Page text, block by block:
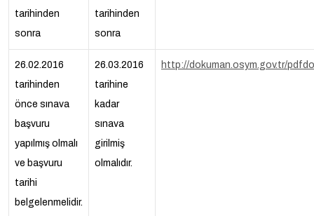
tarihinden
sonra
tarihinden
sonra
26.02.2016
tarihinden
önce sınava
başvuru
yapılmış olmalı
ve başvuru
tarihi
belgelenmelidir.
26.03.2016
tarihine
kadar
sınava
girilmiş
olmalıdır.
http://dokuman.osym.gov.tr/